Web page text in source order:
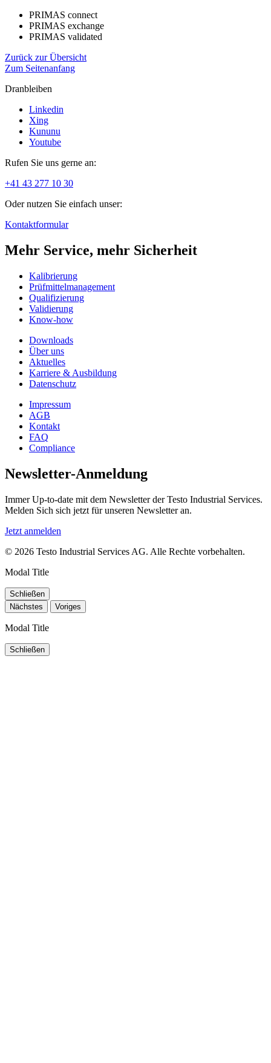
PRIMAS connect
PRIMAS exchange
PRIMAS validated
Zurück zur Übersicht
Zum Seitenanfang
Dranbleiben
Linkedin
Xing
Kununu
Youtube
Rufen Sie uns gerne an:
+41 43 277 10 30
Oder nutzen Sie einfach unser:
Kontaktformular
Mehr Service, mehr Sicherheit
Kalibrierung
Prüfmittelmanagement
Qualifizierung
Validierung
Know-how
Downloads
Über uns
Aktuelles
Karriere & Ausbildung
Datenschutz
Impressum
AGB
Kontakt
FAQ
Compliance
Newsletter-Anmeldung
Immer Up-to-date mit dem Newsletter der Testo Industrial Services.
Melden Sich sich jetzt für unseren Newsletter an.
Jetzt anmelden
© 2026 Testo Industrial Services AG. Alle Rechte vorbehalten.
Modal Title
Schließen
Nächstes
Voriges
Modal Title
Schließen